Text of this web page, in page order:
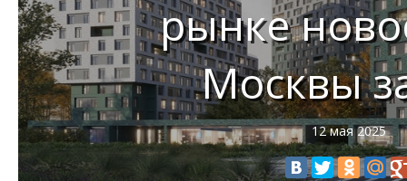
рынке
Москвы
12 мая 2025